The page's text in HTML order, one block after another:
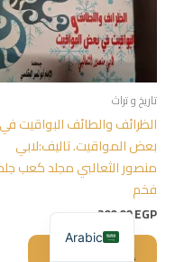
تاريخ و تراث
الظرائف والطائف البواقيت في
بعض المواقيت. تاليف:لابي
منصور الثعالبي مجلد كعب
فخم
200,00EGP
إضافة إلى السلة
Arabic